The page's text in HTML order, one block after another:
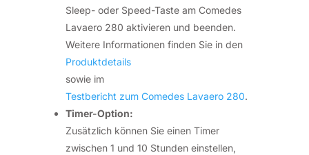
Sleep- oder Speed-Taste am Comedes
Lavaero 280 aktivieren und beenden.
Weitere Informationen finden Sie in den
Produktdetails
sowie im
Testbericht zum Comedes Lavaero 280.
Timer-Option:
Zusätzlich können Sie einen Timer
zwischen 1 und 10 Stunden einstellen,